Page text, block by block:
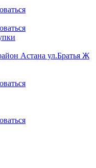
Астана ул.Братья Ж